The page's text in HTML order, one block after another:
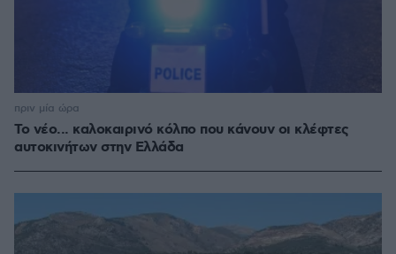
Το νέο... καλοκαιρινό κόλπο που κάνουν οι κλέφτες
αυτοκινήτων στην Ελλάδα
πριν μία ώρα